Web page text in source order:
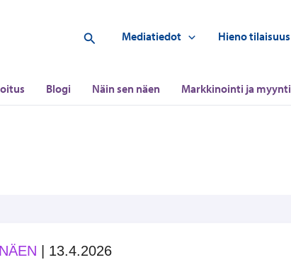
Hae Mediatiedot Hieno tilaisuus
Blogi Näin sen näen Markkinointi ja myynti
13.4.2026